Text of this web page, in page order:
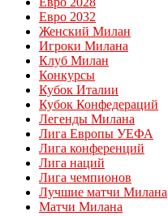
Евро 2032
Женский Милан
Игроки Милана
Клуб Милан
Конкурсы
Кубок Италии
Кубок Конфедераций
Легенды Милана
Лига Европы УЕФА
Лига конференций
Лига наций
Лига чемпионов
Лучшие матчи Милана
Матчи Милана